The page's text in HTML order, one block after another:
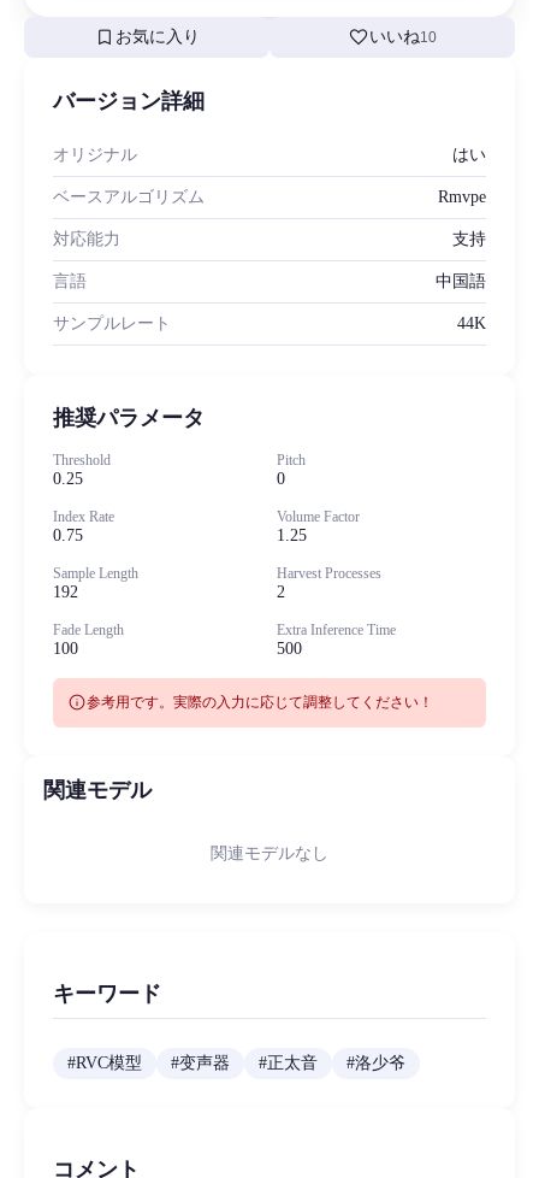
bookmark お気に入り favoriteいいね10
バージョン詳細
オリジナル はい
ベースアルゴリズム Rmvpe
対応能力 支持
言語 中国語
サンプルレート 44K
推奨パラメータ
Threshold
0.25
Pitch
0
Index Rate
0.75
Volume Factor
1.25
Sample Length
192
Harvest Processes
2
Fade Length
100
Extra Inference Time
500
info参考用です。実際の入力に応じて調整してください！
関連モデル
関連モデルなし
キーワード
#RVC模型 #变声器 #正太音 #洛少爷
コメント